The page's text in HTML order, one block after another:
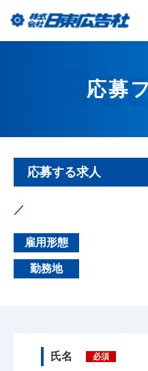
応募
応募する求人
／
雇用形態
勤務地
氏名 必須